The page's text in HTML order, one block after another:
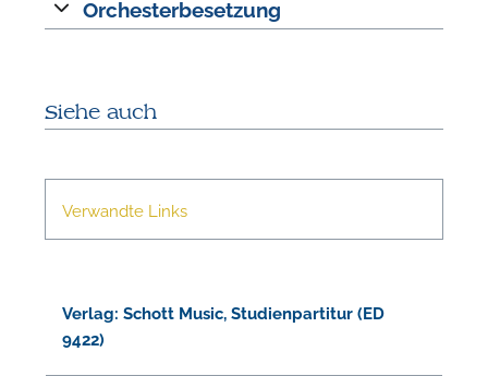
Orchesterbesetzung
Siehe auch
Verwandte Links
Verlag: Schott Music, Studienpartitur (ED
9422)